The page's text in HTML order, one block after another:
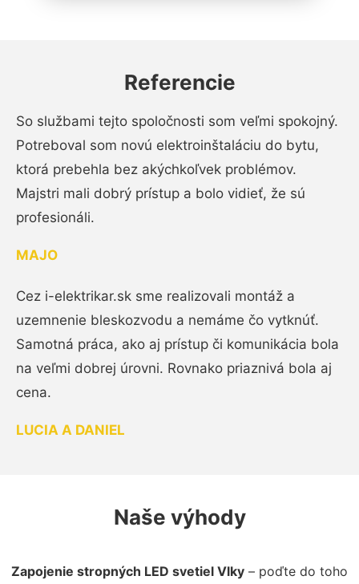
Referencie
So službami tejto spoločnosti som veľmi spokojný.
Potreboval som novú elektroinštaláciu do bytu,
ktorá prebehla bez akýchkoľvek problémov.
Majstri mali dobrý prístup a bolo vidieť, že sú
profesionáli.
MAJO
Cez i-elektrikar.sk sme realizovali montáž a
uzemnenie bleskozvodu a nemáme čo vytknúť.
Samotná práca, ako aj prístup či komunikácia bola
na veľmi dobrej úrovni. Rovnako priaznivá bola aj
cena.
LUCIA A DANIEL
Naše výhody
Zapojenie stropných LED svetiel Vlky – poďte do toho